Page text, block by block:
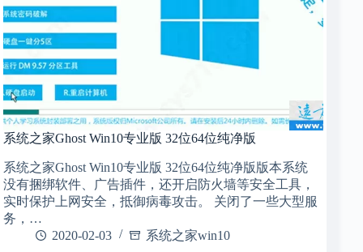
系统之家Ghost Win10专业版 32位64位纯净版
系统之家Ghost Win10专业版 32位64位纯净版版本系统
没有捆绑软件、广告插件，还开启防火墙等安全工具，
实时保护上网安全，抵御病毒攻击。 关闭了一些大型服
务，…
2020-02-03
系统之家win10